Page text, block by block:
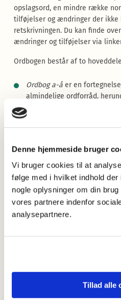
Denne hjemmeside bruger
Vi bruger cookies til at
følge med i hvilket indhold
nogle oplysninger om din
vores partnere indenfor
analysepartnere.
Tillad alle
opslagsord, en mindre række
tilføjelser og ændringer der ikke
retskrivningen. Du kan finde
ændringer og tilføjelser via
Ordbogen består af to
Ordbog a-åer en
almindelige ordforråd,
Den digitale ordbog består
Foruden de egentlige
11.500
Retskrivningsregler
findes
tegnsætning i dansk.
Du kan søge i begge dele ved
få mere information om
den grå boks.
Mere information
Nye opslagsord 2025
Liste over de opslagsord der
Retskrivningsordbogen i